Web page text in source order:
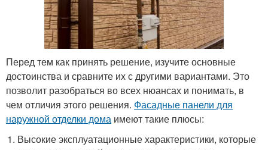
Перед тем как принять решение, изучите основные
достоинства и сравните их с другими вариантами. Это
позволит разобраться во всех нюансах и понимать, в
чем отличия этого решения. Фасадные панели для
наружной отделки дома имеют такие плюсы:
Высокие эксплуатационные характеристики, которые